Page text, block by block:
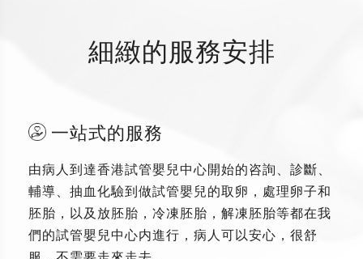
細緻的服務安排
一站式的服務
由病人到達香港試管嬰兒中心開始的咨詢、診斷、
輔導、抽血化驗到做試管嬰兒的取卵，處理卵子和
胚胎，以及放胚胎，冷凍胚胎，解凍胚胎等都在我
們的試管嬰兒中心内進行，病人可以安心，很舒